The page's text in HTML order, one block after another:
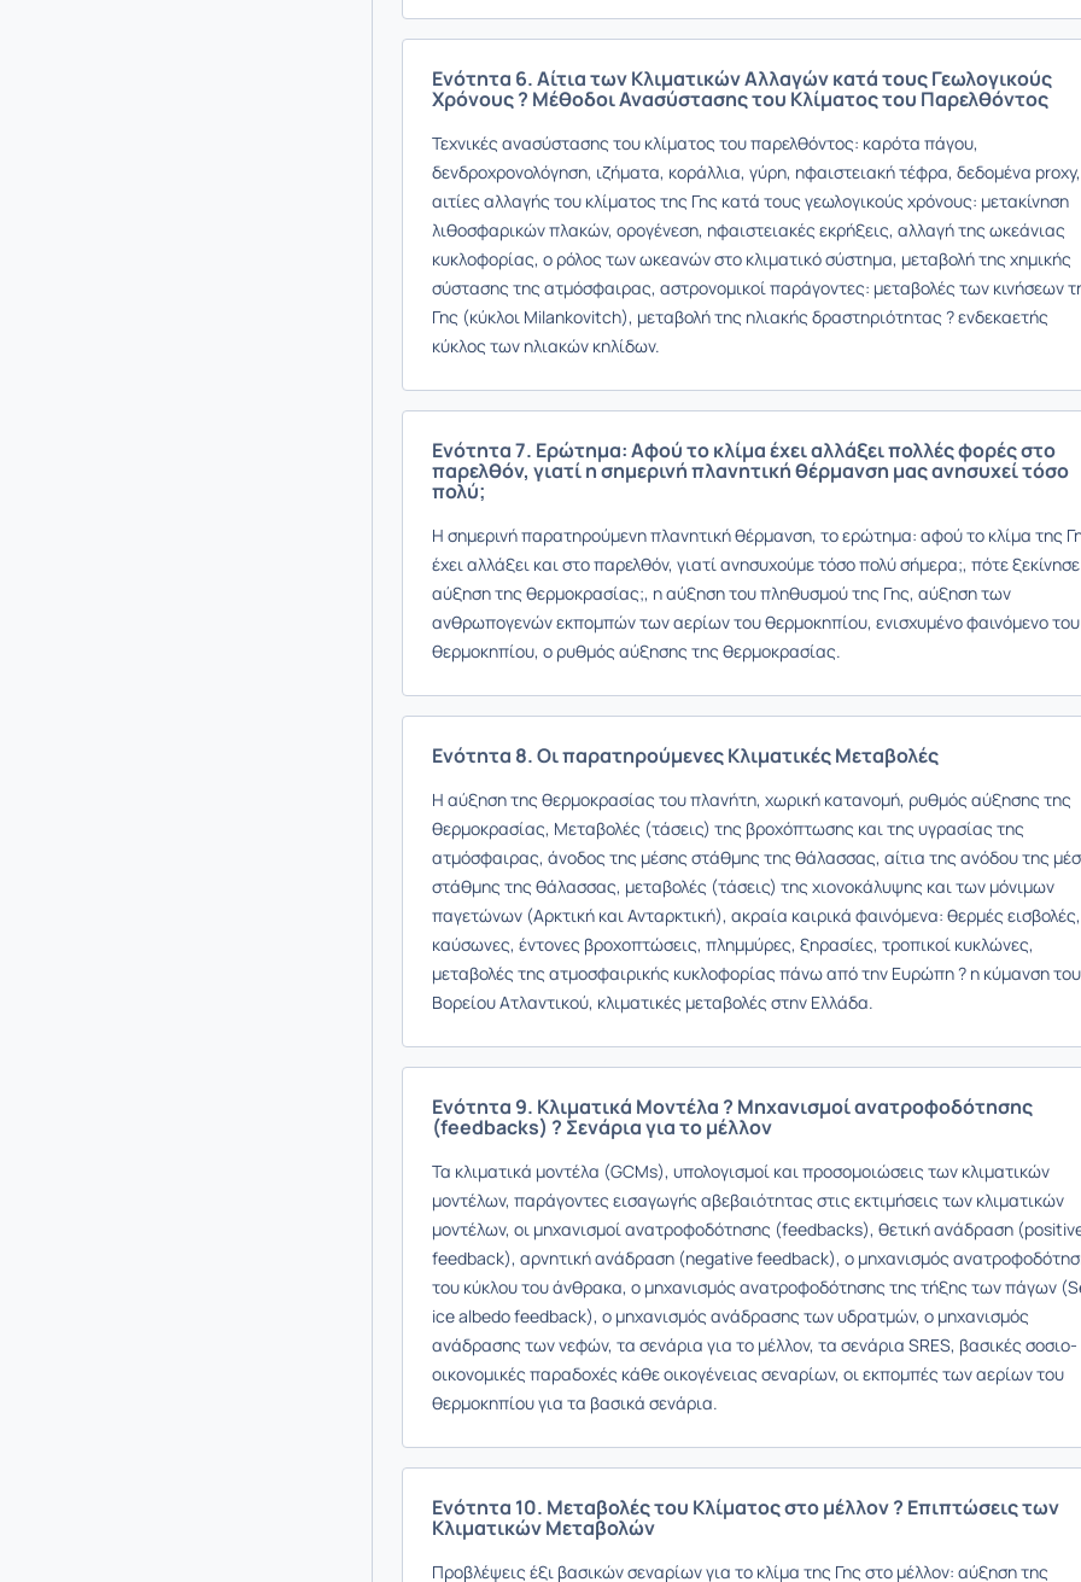
Ενότητα 6. Αίτια των Κλιματικών Αλλαγών κατά τους Γεωλογικούς
Χρόνους ? Μέθοδοι Ανασύστασης του Κλίματος του Παρελθόντος
Τεχνικές ανασύστασης του κλίματος του παρελθόντος: καρότα πάγου,
δενδροχρονολόγηση, ιζήματα, κοράλλια, γύρη, ηφαιστειακή τέφρα, δεδομένα proxy,
αιτίες αλλαγής του κλίματος της Γης κατά τους γεωλογικούς χρόνους: μετακίνηση
λιθοσφαρικών πλακών, ορογένεση, ηφαιστειακές εκρήξεις, αλλαγή της ωκεάνιας
κυκλοφορίας, ο ρόλος των ωκεανών στο κλιματικό σύστημα, μεταβολή της χημικής
σύστασης της ατμόσφαιρας, αστρονομικοί παράγοντες: μεταβολές των κινήσεων
Γης (κύκλοι Milankovitch), μεταβολή της ηλιακής δραστηριότητας ? ενδεκαετής
κύκλος των ηλιακών κηλίδων.
Ενότητα 7. Ερώτημα: Αφού το κλίμα έχει αλλάξει πολλές φορές στο
παρελθόν, γιατί η σημερινή πλανητική θέρμανση μας ανησυχεί τόσο
πολύ;
Η σημερινή παρατηρούμενη πλανητική θέρμανση, το ερώτημα: αφού το κλίμα της
έχει αλλάξει και στο παρελθόν, γιατί ανησυχούμε τόσο πολύ σήμερα;, πότε
αύξηση της θερμοκρασίας;, η αύξηση του πληθυσμού της Γης, αύξηση των
ανθρωπογενών εκπομπών των αερίων του θερμοκηπίου, ενισχυμένο φαινόμενο του
θερμοκηπίου, ο ρυθμός αύξησης της θερμοκρασίας.
Ενότητα 8. Οι παρατηρούμενες Κλιματικές Μεταβολές
Η αύξηση της θερμοκρασίας του πλανήτη, χωρική κατανομή, ρυθμός αύξησης της
θερμοκρασίας, Μεταβολές (τάσεις) της βροχόπτωσης και της υγρασίας της
ατμόσφαιρας, άνοδος της μέσης στάθμης της θάλασσας, αίτια της ανόδου της
στάθμης της θάλασσας, μεταβολές (τάσεις) της χιονοκάλυψης και των μόνιμων
παγετώνων (Αρκτική και Ανταρκτική), ακραία καιρικά φαινόμενα: θερμές εισβολές,
καύσωνες, έντονες βροχοπτώσεις, πλημμύρες, ξηρασίες, τροπικοί κυκλώνες,
μεταβολές της ατμοσφαιρικής κυκλοφορίας πάνω από την Ευρώπη ? η κύμανση του
Βορείου Ατλαντικού, κλιματικές μεταβολές στην Ελλάδα.
Ενότητα 9. Κλιματικά Μοντέλα ? Μηχανισμοί ανατροφοδότησης
(feedbacks) ? Σενάρια για το μέλλον
Τα κλιματικά μοντέλα (GCMs), υπολογισμοί και προσομοιώσεις των κλιματικών
μοντέλων, παράγοντες εισαγωγής αβεβαιότητας στις εκτιμήσεις των κλιματικών
μοντέλων, οι μηχανισμοί ανατροφοδότησης (feedbacks), θετική ανάδραση
feedback), αρνητική ανάδραση (negative feedback), ο μηχανισμός
του κύκλου του άνθρακα, ο μηχανισμός ανατροφοδότησης της τήξης των πάγων
ice albedo feedback), ο μηχανισμός ανάδρασης των υδρατμών, ο μηχανισμός
ανάδρασης των νεφών, τα σενάρια για το μέλλον, τα σενάρια SRES, βασικές σοσιο-
οικονομικές παραδοχές κάθε οικογένειας σεναρίων, οι εκπομπές των αερίων του
θερμοκηπίου για τα βασικά σενάρια.
Ενότητα 10. Μεταβολές του Κλίματος στο μέλλον ? Επιπτώσεις των
Κλιματικών Μεταβολών
Προβλέψεις έξι βασικών σεναρίων για το κλίμα της Γης στο μέλλον: αύξηση της